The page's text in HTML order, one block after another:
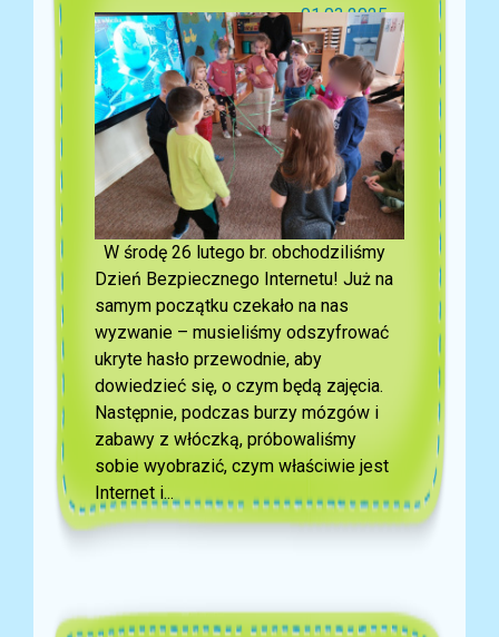
01.03.2025
W środę 26 lutego br. obchodziliśmy
Dzień Bezpiecznego Internetu! Już na
samym początku czekało na nas
wyzwanie – musieliśmy odszyfrować
ukryte hasło przewodnie, aby
dowiedzieć się, o czym będą zajęcia.
Następnie, podczas burzy mózgów i
zabawy z włóczką, próbowaliśmy
sobie wyobrazić, czym właściwie jest
Internet i...